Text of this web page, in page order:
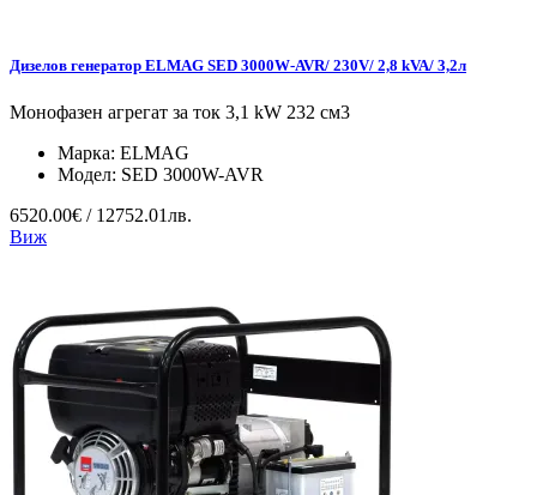
Дизелов генератор ELMAG SED 3000W-AVR/ 230V/ 2,8 kVA/ 3,2л
Монофазен агрегат за ток 3,1 kW 232 см3
Марка: ELMAG
Модел: SED 3000W-AVR
6520.00€ / 12752.01лв.
Виж